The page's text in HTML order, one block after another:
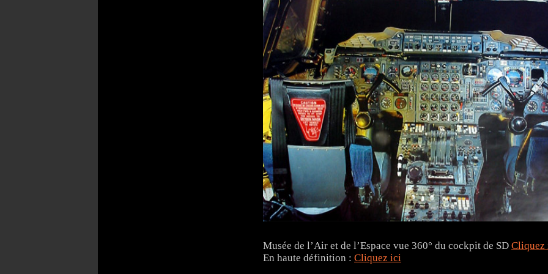
Musée de l’Air et de l’Espace vue 360° du cockpit de SD Cliquez
En haute définition : Cliquez ici